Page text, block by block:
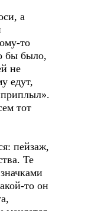
а
то
бы было,
не
едут,
тот
пейзаж,
Те
то он